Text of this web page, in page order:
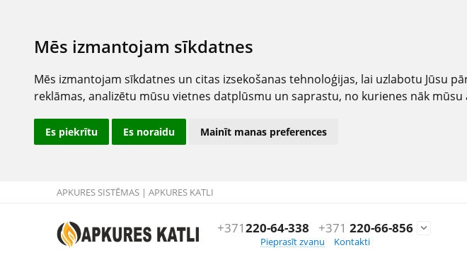
Mēs izmantojam sīkdatnes
Mēs izmantojam sīkdatnes un citas izsekošanas tehnoloģijas, lai uzlabotu Jūsu
reklāmas, analizētu mūsu vietnes datplūsmu un saprastu, no kurienes nāk mūsu
Es piekrītu Es noraidu Mainīt manas preferences
APKURES SISTĒMAS | APKURES KATLI
+371220-64-338 +371 220-66-856

Pieprasīt zvanu
Kontakti